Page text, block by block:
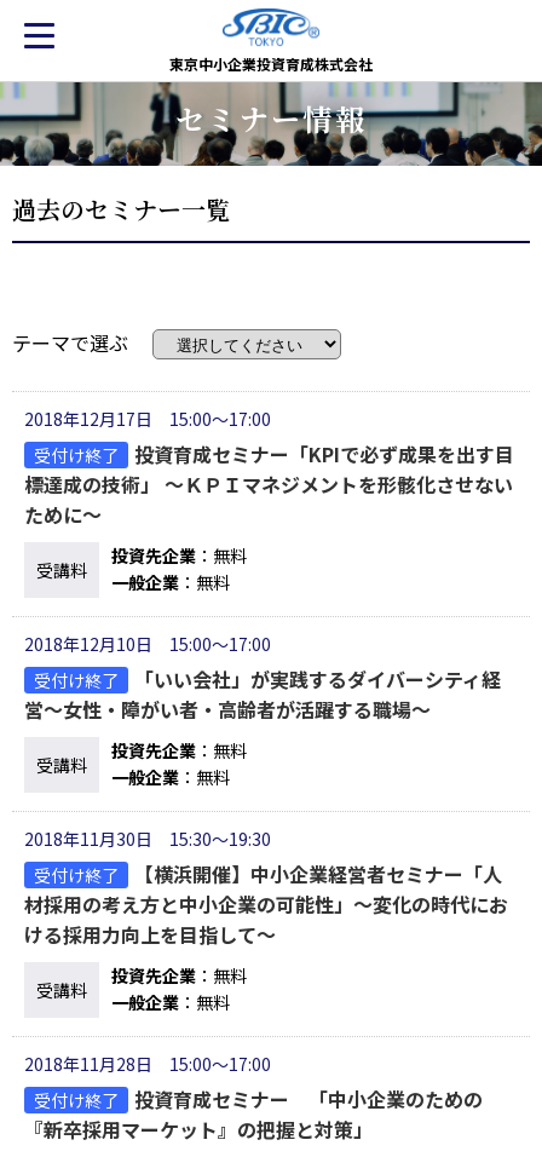
東京中小企業投資育成株式会社
セミナー情報
過去のセミナー一覧
テーマで選ぶ
2018年12月17日 15:00～17:00
受付け終了
投資育成セミナー「KPIで必ず成果を出す目
標達成の技術」 ～ＫＰＩマネジメントを形骸化させない
ために～
受講料
投資先企業 ：無料
一般企業 ：無料
2018年12月10日 15:00～17:00
受付け終了
「いい会社」が実践するダイバーシティ経
営～女性・障がい者・高齢者が活躍する職場～
受講料
投資先企業 ：無料
一般企業 ：無料
2018年11月30日 15:30～19:30
受付け終了
【横浜開催】中小企業経営者セミナー「人
材採用の考え方と中小企業の可能性」～変化の時代にお
ける採用力向上を目指して～
受講料
投資先企業 ：無料
一般企業 ：無料
2018年11月28日 15:00～17:00
受付け終了
投資育成セミナー 「中小企業のための
『新卒採用マーケット』の把握と対策」